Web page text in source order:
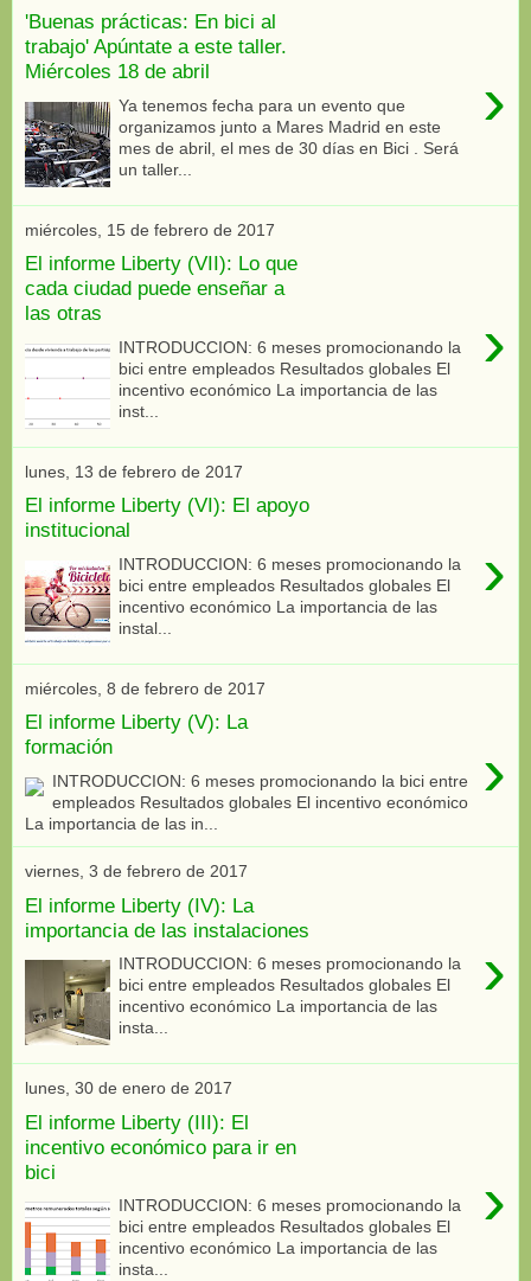
'Buenas prácticas: En bici al
trabajo' Apúntate a este taller.
Miércoles 18 de abril
›
Ya tenemos fecha para un evento que
organizamos junto a Mares Madrid en este
mes de abril, el mes de 30 días en Bici . Será
un taller...
miércoles, 15 de febrero de 2017
El informe Liberty (VII): Lo que
cada ciudad puede enseñar a
las otras
›
INTRODUCCION: 6 meses promocionando la
bici entre empleados Resultados globales El
incentivo económico La importancia de las
inst...
lunes, 13 de febrero de 2017
El informe Liberty (VI): El apoyo
institucional
›
INTRODUCCION: 6 meses promocionando la
bici entre empleados Resultados globales El
incentivo económico La importancia de las
instal...
miércoles, 8 de febrero de 2017
El informe Liberty (V): La
formación
›
INTRODUCCION: 6 meses promocionando la bici entre
empleados Resultados globales El incentivo económico
La importancia de las in...
viernes, 3 de febrero de 2017
El informe Liberty (IV): La
importancia de las instalaciones
›
INTRODUCCION: 6 meses promocionando la
bici entre empleados Resultados globales El
incentivo económico La importancia de las
insta...
lunes, 30 de enero de 2017
El informe Liberty (III): El
incentivo económico para ir en
bici
›
INTRODUCCION: 6 meses promocionando la
bici entre empleados Resultados globales El
incentivo económico La importancia de las
insta...